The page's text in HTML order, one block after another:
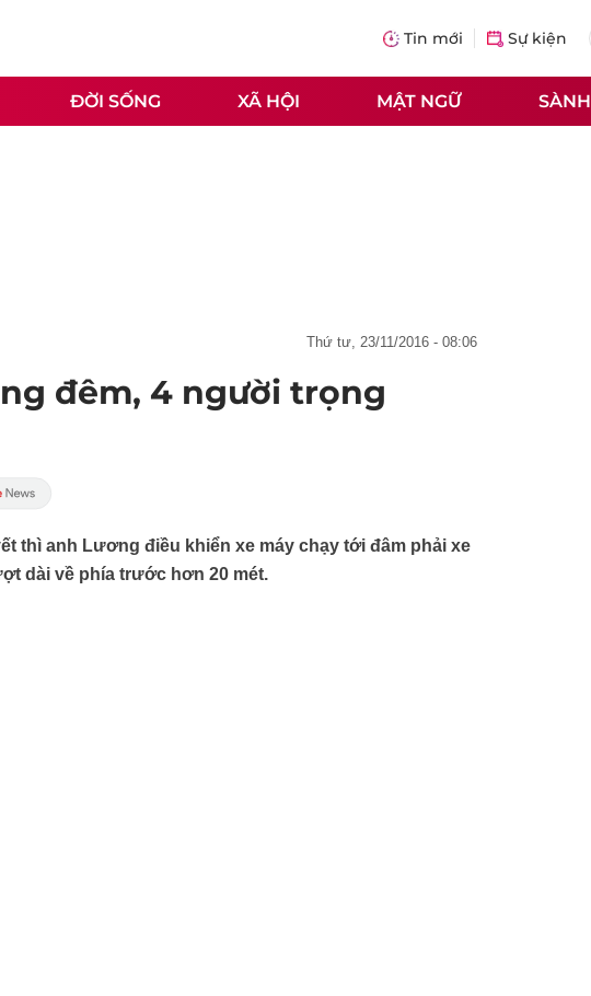
Tin mới Sự kiện
ĐỜI SỐNG XÃ HỘI MẬT NGỮ SÀNH
thứ tư, 23/11/2016 - 08:06
đêm, 4 người trọng
thì anh Lương điều khiển xe máy chạy tới đâm phải xe
dài về phía trước hơn 20 mét.